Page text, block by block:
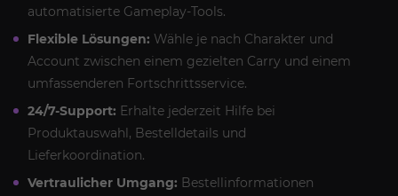
automatisierte Gameplay-Tools.
Flexible Lösungen: Wähle je nach Charakter und
Account zwischen einem gezielten Carry und einem
umfassenderen Fortschrittsservice.
24/7-Support: Erhalte jederzeit Hilfe bei
Produktauswahl, Bestelldetails und
Lieferkoordination.
Vertraulicher Umgang: Bestellinformationen